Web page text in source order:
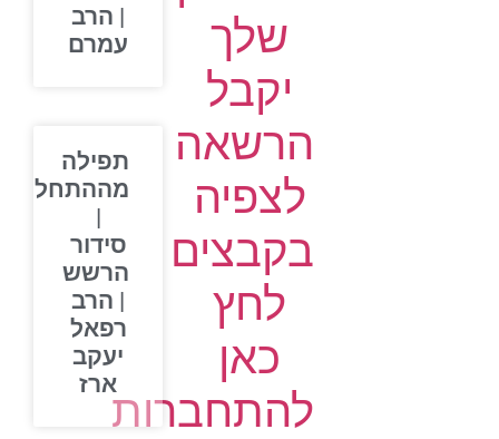
שלך
יקבל
הרשאה
לצפיה
בקבצים
לחץ
כאן
להתחברות
| הרב
עמרם
תפילה
מההתחלה
סידור
הרשש
| הרב
רפאל
יעקב
ארז